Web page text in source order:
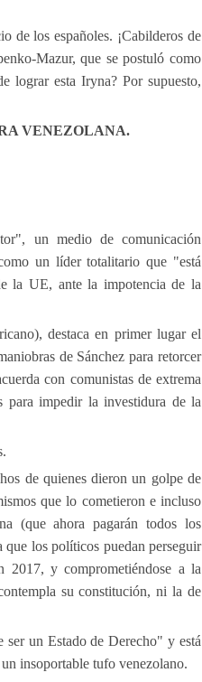
de los españoles. ¡Cabilderos de
Mazur, que se postuló como
lograr esta Iryna? Por supuesto,
VENEZOLANA.
un medio de comunicación
un líder totalitario que "está
la UE, ante la impotencia de la
destaca en primer lugar el
de Sánchez para retorcer
con comunistas de extrema
para impedir la investidura de la
de quienes dieron un golpe de
que lo cometieron e incluso
(que ahora pagarán todos los
los políticos puedan perseguir
2017, y comprometiéndose a la
su constitución, ni la de
ser un Estado de Derecho" y está
insoportable tufo venezolano.